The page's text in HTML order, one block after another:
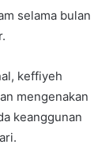
selama bulan
keffiyeh
mengenakan
keanggunan